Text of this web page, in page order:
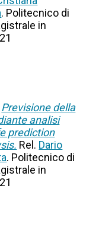
. Politecnico di
in
Previsione della
analisi
prediction
Rel. Dario
. Politecnico di
in